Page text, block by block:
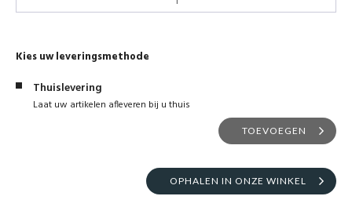
Kies uw leveringsmethode
Thuislevering
Laat uw artikelen afleveren bij u thuis
TOEVOEGEN
OPHALEN IN ONZE WINKEL